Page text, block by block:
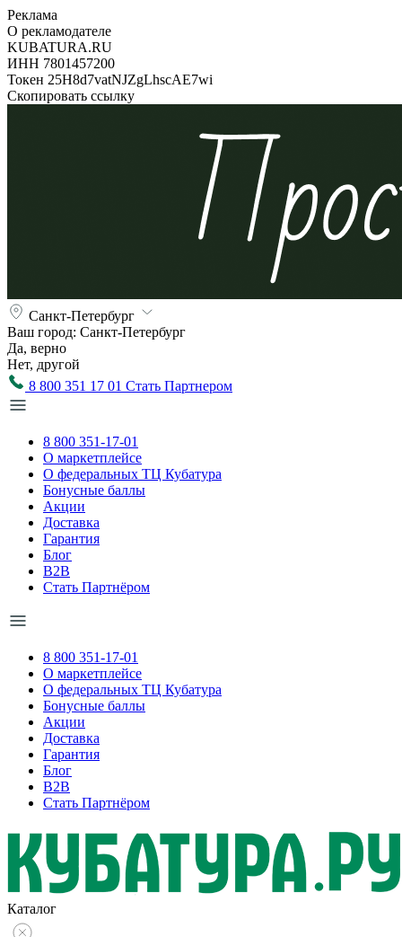
Реклама
О рекламодателе
KUBATURA.RU
ИНН 7801457200
Токен 25H8d7vatNJZgLhscAE7wi
Скопировать ссылку
Санкт-Петербург
Ваш город: Санкт-Петербург
Да, верно
Нет, другой
8 800 351 17 01 Стать Партнером
8 800 351-17-01
О маркетплейсе
О федеральных ТЦ Кубатура
Бонусные баллы
Акции
Доставка
Гарантия
Блог
B2B
Стать Партнёром
8 800 351-17-01
О маркетплейсе
О федеральных ТЦ Кубатура
Бонусные баллы
Акции
Доставка
Гарантия
Блог
B2B
Стать Партнёром
Каталог